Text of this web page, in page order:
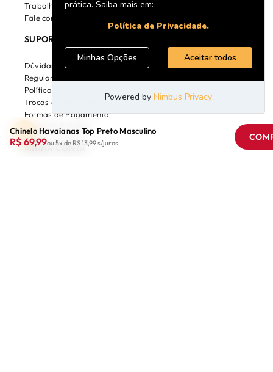
Chinelo Havaianas Top Preto Masculino
R$ 69,99ou 5x de R$ 13,99s/juros
Trabalhe Conosco
Fale conosco
SUPORTE
Dúvidas Frequentes
Regulamento
Política Privacidade
Trocas e Devoluções
Formas de Pagamento
Prazo de Entrega
MINHA CONTA